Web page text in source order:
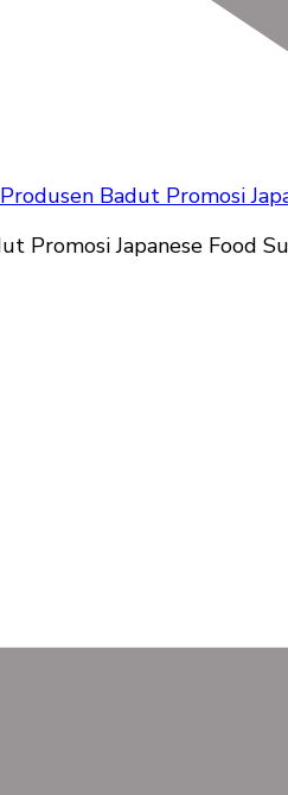
Produsen Badut Promosi